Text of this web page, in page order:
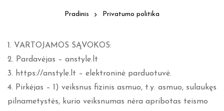
Pradinis Privatumo politika
1. VARTOJAMOS SĄVOKOS:
2. Pardavėjas – anstyle.lt
3. https://anstyle.lt – elektroninė parduotuvė.
4. Pirkėjas – 1) veiksnus fizinis asmuo, t.y. asmuo, sulaukęs
pilnametystės, kurio veiksnumas nėra apribotas teismo